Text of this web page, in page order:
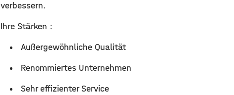
verbessern.
Ihre Stärken :
Außergewöhnliche Qualität
Renommiertes Unternehmen
Sehr effizienter Service